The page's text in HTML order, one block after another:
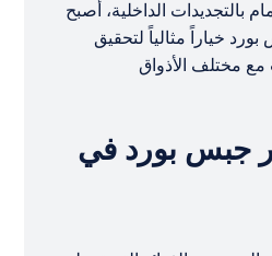
بالتجديدات الداخلية، أصبح
خياراً مثالياً لتحقيق
مختلف الأذواق
جبس بورد في